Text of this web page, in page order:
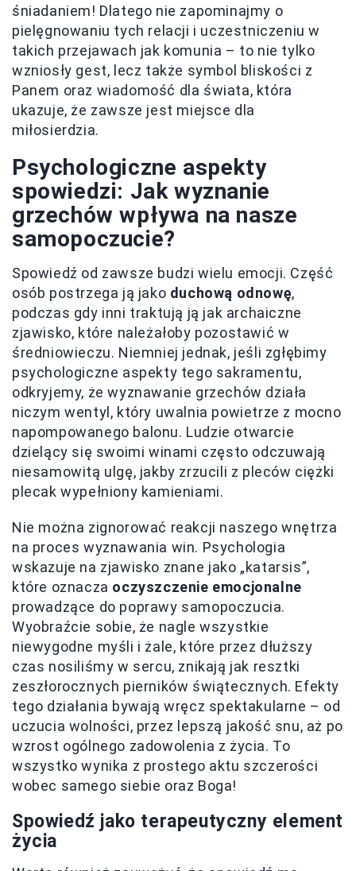
śniadaniem! Dlatego nie zapominajmy o
pielęgnowaniu tych relacji i uczestniczeniu w
takich przejawach jak komunia – to nie tylko
wzniosły gest, lecz także symbol bliskości z
Panem oraz wiadomość dla świata, która
ukazuje, że zawsze jest miejsce dla
miłosierdzia.
Psychologiczne aspekty
spowiedzi: Jak wyznanie
grzechów wpływa na nasze
samopoczucie?
Spowiedź od zawsze budzi wielu emocji. Część
osób postrzega ją jako duchową odnowę,
podczas gdy inni traktują ją jak archaiczne
zjawisko, które należałoby pozostawić w
średniowieczu. Niemniej jednak, jeśli zgłębimy
psychologiczne aspekty tego sakramentu,
odkryjemy, że wyznawanie grzechów działa
niczym wentyl, który uwalnia powietrze z mocno
napompowanego balonu. Ludzie otwarcie
dzielący się swoimi winami często odczuwają
niesamowitą ulgę, jakby zrzucili z pleców ciężki
plecak wypełniony kamieniami.
Nie można zignorować reakcji naszego wnętrza
na proces wyznawania win. Psychologia
wskazuje na zjawisko znane jako „katarsis”,
które oznacza oczyszczenie emocjonalne
prowadzące do poprawy samopoczucia.
Wyobraźcie sobie, że nagle wszystkie
niewygodne myśli i żale, które przez dłuższy
czas nosiliśmy w sercu, znikają jak resztki
zeszłorocznych pierników świątecznych. Efekty
tego działania bywają wręcz spektakularne – od
uczucia wolności, przez lepszą jakość snu, aż po
wzrost ogólnego zadowolenia z życia. To
wszystko wynika z prostego aktu szczerości
wobec samego siebie oraz Boga!
Spowiedź jako terapeutyczny element
życia